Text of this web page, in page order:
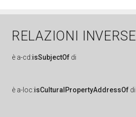
RELAZIONI INVERSE
è a-cd:isSubjectOf di
è a-loc:isCulturalPropertyAddressOf di